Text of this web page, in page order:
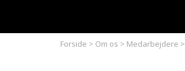
Forside > Om os > Medarbejdere >